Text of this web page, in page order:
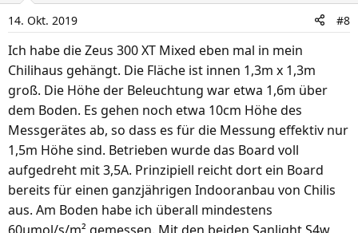
i
o
n
n
:
14. Okt. 2019 #8
Ich habe die Zeus 300 XT Mixed eben mal in mein
Chilihaus gehängt. Die Fläche ist innen 1,3m x 1,3m
groß. Die Höhe der Beleuchtung war etwa 1,6m über
dem Boden. Es gehen noch etwa 10cm Höhe des
Messgerätes ab, so dass es für die Messung effektiv nur
1,5m Höhe sind. Betrieben wurde das Board voll
aufgedreht mit 3,5A. Prinzipiell reicht dort ein Board
bereits für einen ganzjährigen Indooranbau von Chilis
aus. Am Boden habe ich überall mindestens
60µmol/s/m² gemessen. Mit den beiden Sanlight S4w